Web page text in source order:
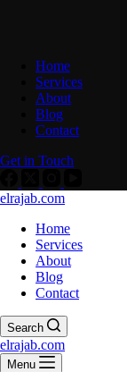
Home
Services
About
Blog
Contact
Get in Touch
elrajab.com
Home
Services
About
Blog
Contact
Search
elrajab.com
Menu